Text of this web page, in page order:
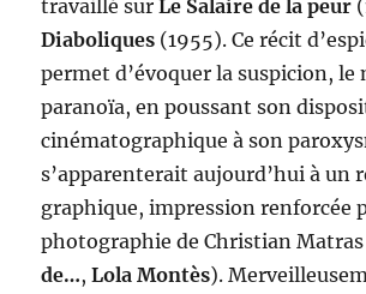
travaillé surLe Salaire de la peur
Diaboliques (1955). Ce récit
permet d’évoquer la suspicion, le
paranoïa, en poussant son
cinématographique à son
s’apparenterait aujourd’hui à un
graphique, impression renforcée
photographie de Christian
de…,Lola Montès).